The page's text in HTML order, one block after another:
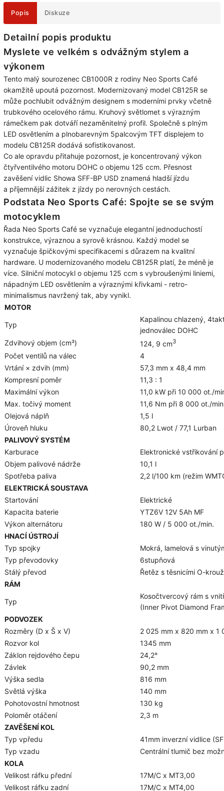
Popis Diskuze
Detailní popis produktu
Myslete ve velkém s odvážným stylem a
výkonem
Tento malý sourozenec CB1000R z rodiny Neo Sports Café
okamžitě upoutá pozornost. Modernizovaný model CB125R se
může pochlubit odvážným designem s moderními prvky včetně
trubkového ocelového rámu. Kruhový světlomet s výrazným
rámečkem pak dotváří nezaměnitelný profil. Společně s plným
LED osvětlením a plnobarevným 5palcovým TFT displejem to
modelu CB125R dodává sofistikovanost.
Co ale opravdu přitahuje pozornost, je koncentrovaný výkon
čtyřventilvého motoru DOHC o objemu 125 ccm. Přesnost
zavěšení vidlic Showa SFF-BP USD znamená hladší jízdu
a příjemnější zážitek z jízdy po nerovných cestách.
Podstata Neo Sports Café: Spojte se se svým
motocyklem
Řada Neo Sports Café se vyznačuje elegantní jednoduchostí
konstrukce, výraznou a syrově krásnou. Každý model se
vyznačuje špičkovými specifikacemi s důrazem na kvalitní
hardware. U modernizovaného modelu CB125R platí, že méně je
více. Silniční motocykl o objemu 125 ccm s vybroušenými liniemi,
nápadným LED osvětlením a výraznými křivkami - retro-
minimalismus navržený tak, aby vynikl.
MOTOR
Typ
Kapalinou chlazený,
jednoválec DOHC
Zdvihový objem (cm³)
124, 9 cm3
Počet ventilů na válec
4
Vrtání × zdvih (mm)
57,3 mm x 48,4 mm
Kompresní poměr
11,3 : 1
Maximální výkon
11,0 kW při 10 000 ot./
Max. točivý moment
11,6 Nm při 8 000 ot./
Olejová náplň
1,5 l
Úroveň hluku
80,2 Lwot / 77,1 Lurban
PALIVOVÝ SYSTÉM
Karburace
Elektronické vstřikování
Objem palivové nádrže
10,1 l
Spotřeba paliva
2,2 l/100 km (režim
ELEKTRICKÁ SOUSTAVA
Startování
Elektrické
Kapacita baterie
YTZ6V 12V 5Ah MF
Výkon alternátoru
180 W / 5 000 ot./min.
HNACÍ ÚSTROJÍ
Typ spojky
Mokrá, lamelová s
Typ převodovky
6stupňová
Stálý převod
Řetěz s těsnicími O-
RÁM
Typ
Kosočtvercový rám s
(Inner Pivot Diamond
PODVOZEK
Rozměry (D x Š x V)
2 025 mm x 820 mm x 1
Rozvor kol
1345 mm
Záklon rejdového čepu
24,2°
Závlek
90,2 mm
Výška sedla
816 mm
Světlá výška
140 mm
Pohotovostní hmotnost
130 kg
Poloměr otáčení
2,3 m
ZAVĚŠENÍ KOL
Typ vpředu
41mm inverzní vidlice
Typ vzadu
Centrální tlumič bez
KOLA
Velikost ráfku přední
17M/C x MT3,00
Velikost ráfku zadní
17M/C x MT4,00